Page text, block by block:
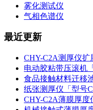
雾化测试仪
气相色谱仪
最近更新
CHY-C2A测厚仪扩
电动胶粘带压滚机
食品接触材料迁移
纸张测厚仪「型号
CHY-C2A薄膜厚度